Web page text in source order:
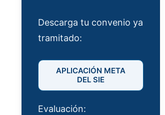
Descarga tu convenio ya
tramitado:
APLICACIÓN META
DEL SIE
Evaluación: